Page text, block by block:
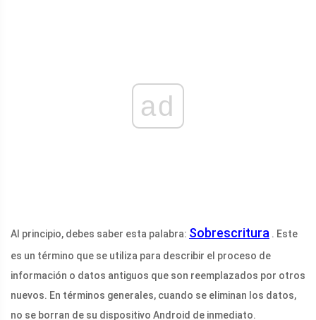
ad
Al principio, debes saber esta palabra: Sobrescritura . Este
es un término que se utiliza para describir el proceso de
información o datos antiguos que son reemplazados por otros
nuevos. En términos generales, cuando se eliminan los datos,
no se borran de su dispositivo Android de inmediato.